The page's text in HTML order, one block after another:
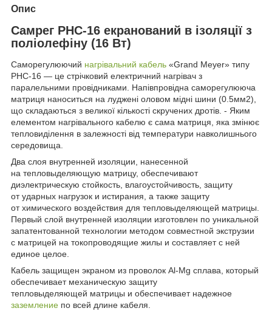
Опис
Самрег PHC-16 екранований в ізоляції з
поліолефіну (16 Вт)
Саморегулюючий нагрівальний кабель «Grand Meyer» типу
PHC-16 — це стрічковий електричний нагрівач з
паралельними провідниками. Напівпровідна саморегулююча
матриця наноситься на луджені оловом мідні шини (0.5мм2),
що складаються з великої кількості скручених дротів. - Яким
елементом нагрівального кабелю є сама матриця, яка змінює
тепловиділення в залежності від температури навколишнього
середовища.
Два слоя внутренней изоляции, нанесенной
на тепловыделяющую матрицу, обеспечивают
диэлектрическую стойкость, влагоустойчивость, защиту
от ударных нагрузок и истирания, а также защиту
от химического воздействия для тепловыделяющей матрицы.
Первый слой внутренней изоляции изготовлен по уникальной
запатентованной технологии методом совместной экструзии
с матрицей на токопроводящие жилы и составляет с ней
единое целое.
Кабель защищен экраном из проволок Al-Mg сплава, который
обеспечивает механическую защиту
тепловыделяющей матрицы и обеспечивает надежное
заземление по всей длине кабеля.